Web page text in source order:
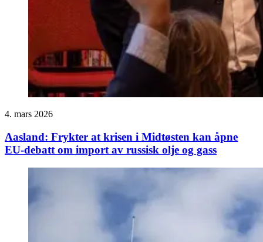
4. mars 2026
Aasland: Frykter at krisen i Midtøsten kan åpne
EU-debatt om import av russisk olje og gass